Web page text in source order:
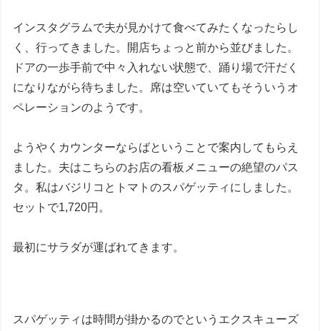
インスタグラムで夫が見かけて食べてみたくなったらし
く、行ってきました。開店ちょっと前から並びました。
ドアの一歩手前で中々入れない状態で、踊り場で汗だく
になりながら待ちました。席は空いていてもそういうオ
ペレーションのようです。
ようやくカウンターならばということで案内してもらえ
ました。夫はこちらのお店の看板メニューの絶望のパス
タ。私はバジリコとトマトのスパゲッティにしました。
セットで1,720円。
最初にサラダが運ばれてきます。
スパゲッティは時間が掛かるのでというエクスキューズ